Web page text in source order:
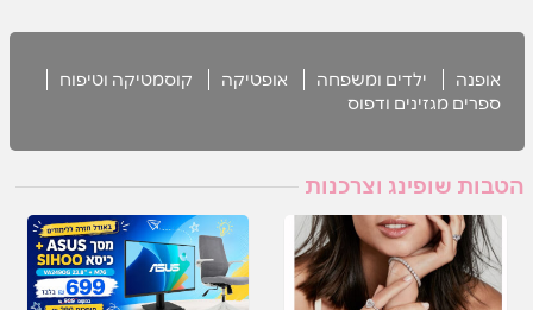
אופנה ילדים ומשפחה אופטיקה
קוסמטיקה וטיפוח
ספרים מגזינים ודפוס
הטבות שופינג וצרכנות